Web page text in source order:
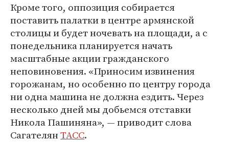
Кроме того, оппозиция собирается
поставить палатки в центре армянской
столицы и будет ночевать на площади, а с
понедельника планируется начать
масштабные акции гражданского
неповиновения. «Приносим извинения
горожанам, но особенно по центру города
ни одна машина не должна ездить. Через
несколько дней мы добьемся отставки
Никола Пашиняна», — приводит слова
СагателянТАСС.